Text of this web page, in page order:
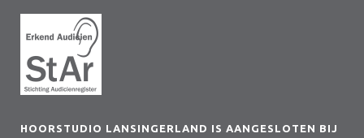
HOORSTUDIO LANSINGERLAND IS AANGESLOTEN BIJ